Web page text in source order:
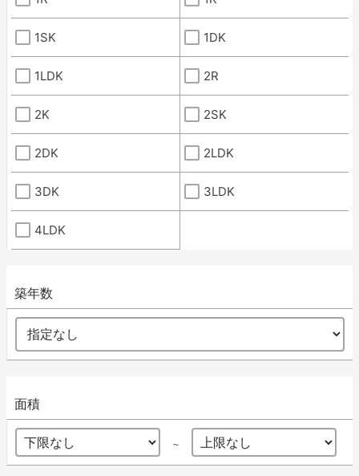
1SK 1DK
1LDK 2R
2K 2SK
2DK 2LDK
3DK 3LDK
4LDK
築年数
面積
～